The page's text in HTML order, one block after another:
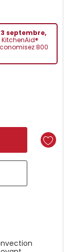
septembre,
800